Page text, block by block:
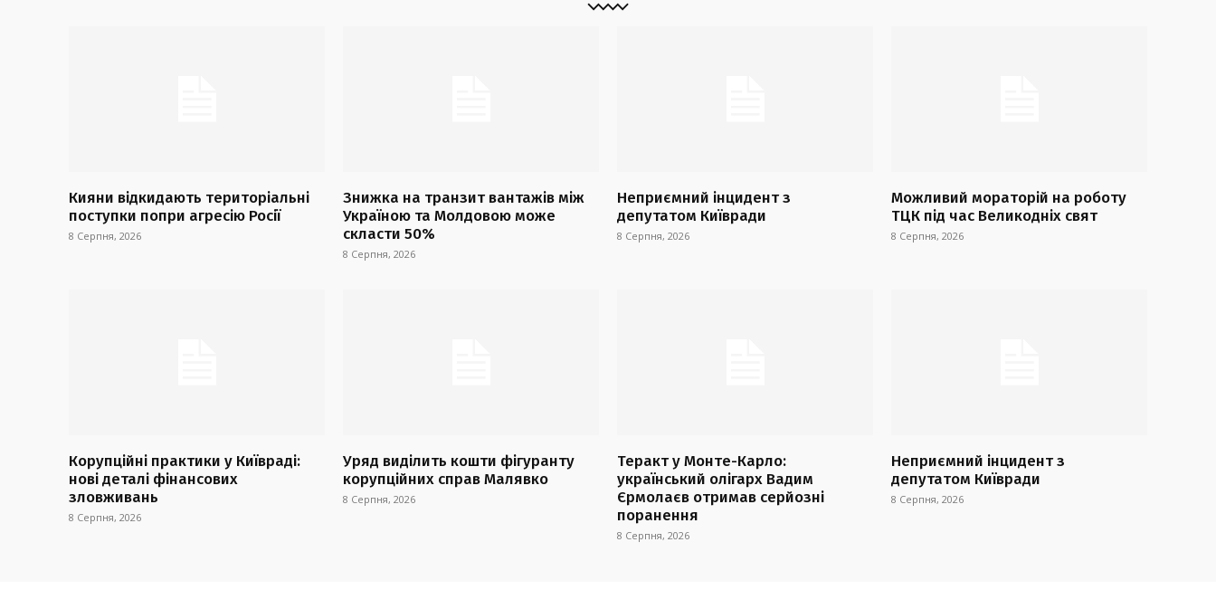
Кияни відкидають територіальні
поступки попри агресію Росії
8 Серпня, 2026
Знижка на транзит вантажів між
Україною та Молдовою може
скласти 50%
8 Серпня, 2026
Неприємний інцидент з
депутатом Київради
8 Серпня, 2026
Можливий мораторій на роботу
ТЦК під час Великодніх свят
8 Серпня, 2026
Корупційні практики у Київраді:
нові деталі фінансових
зловживань
8 Серпня, 2026
Уряд виділить кошти фігуранту
корупційних справ Малявко
8 Серпня, 2026
Теракт у Монте-Карло:
український олігарх Вадим
Єрмолаєв отримав серйозні
поранення
8 Серпня, 2026
Неприємний інцидент з
депутатом Київради
8 Серпня, 2026